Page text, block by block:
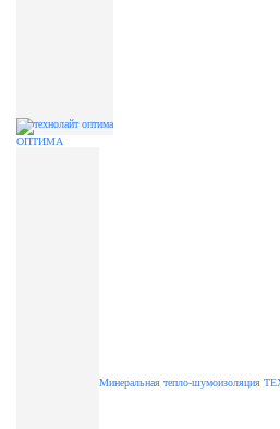
ОПТИМА
Минеральная тепло-